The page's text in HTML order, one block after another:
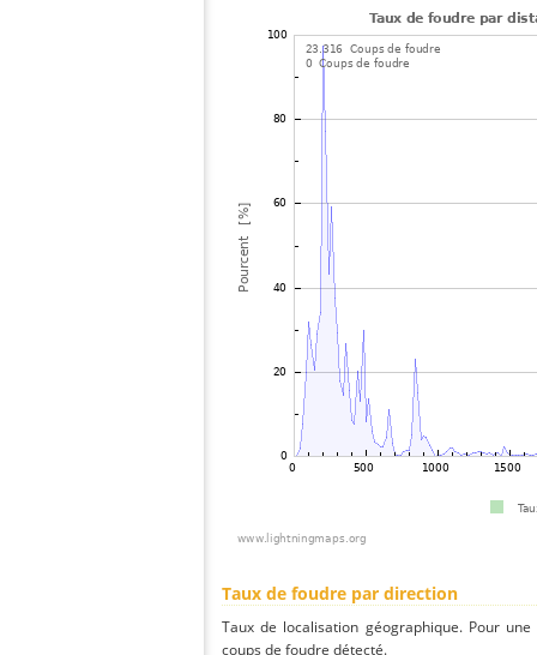
Taux de foudre par direction
Taux de localisation géographique. Pour
coups de foudre détecté.